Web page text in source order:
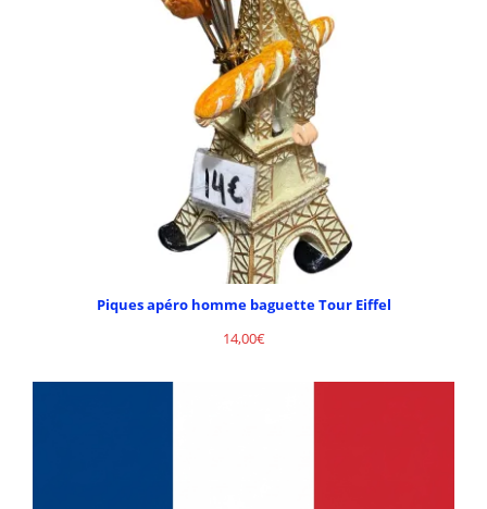
Piques apéro homme baguette Tour Eiffel
14,00€